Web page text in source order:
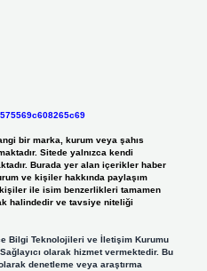
bir marka, kurum veya şahıs
Sitede yalnızca kendi
Burada yer alan içerikler haber
ve kişiler hakkında paylaşım
ile isim benzerlikleri tamamen
halindedir ve tavsiye niteliği
Bilgi Teknolojileri ve İletişim Kurumu
olarak hizmet vermektedir. Bu
denetleme veya araştırma